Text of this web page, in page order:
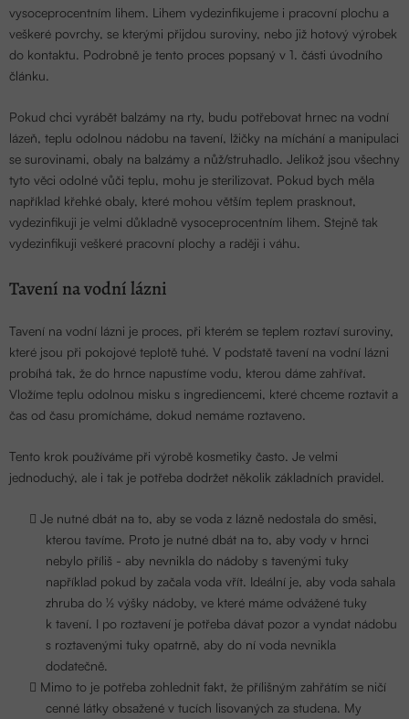
vysoceprocentním lihem. Lihem vydezinfikujeme i pracovní plochu a
veškeré povrchy, se kterými přijdou suroviny, nebo již hotový výrobek
do kontaktu. Podrobně je tento proces popsaný v 1. části úvodního
článku.
Pokud chci vyrábět balzámy na rty, budu potřebovat hrnec na vodní
lázeň, teplu odolnou nádobu na tavení, lžičky na míchání a manipulaci
se surovinami, obaly na balzámy a nůž/struhadlo. Jelikož jsou všechny
tyto věci odolné vůči teplu, mohu je sterilizovat. Pokud bych měla
například křehké obaly, které mohou větším teplem prasknout,
vydezinfikuji je velmi důkladně vysoceprocentním lihem. Stejně tak
vydezinfikuji veškeré pracovní plochy a raději i váhu.
Tavení na vodní lázni
Tavení na vodní lázni je proces, při kterém se teplem roztaví suroviny,
které jsou při pokojové teplotě tuhé. V podstatě tavení na vodní lázni
probíhá tak, že do hrnce napustíme vodu, kterou dáme zahřívat.
Vložíme teplu odolnou misku s ingrediencemi, které chceme roztavit a
čas od času promícháme, dokud nemáme roztaveno.
Tento krok používáme při výrobě kosmetiky často. Je velmi
jednoduchý, ale i tak je potřeba dodržet několik základních pravidel.
Je nutné dbát na to, aby se voda z lázně nedostala do směsi,
kterou tavíme. Proto je nutné dbát na to, aby vody v hrnci
nebylo příliš - aby nevnikla do nádoby s tavenými tuky
například pokud by začala voda vřít. Ideální je, aby voda sahala
zhruba do ½ výšky nádoby, ve které máme odvážené tuky
k tavení. I po roztavení je potřeba dávat pozor a vyndat nádobu
s roztavenými tuky opatrně, aby do ní voda nevnikla
dodatečně.
Mimo to je potřeba zohlednit fakt, že přílišným zahřátím se ničí
cenné látky obsažené v tucích lisovaných za studena. My